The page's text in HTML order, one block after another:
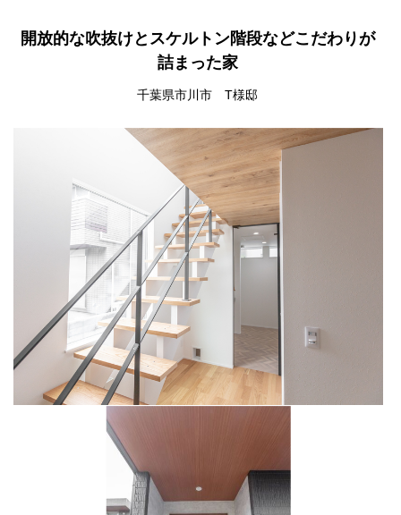
開放的な吹抜けとスケルトン階段などこだわりが
詰まった家
千葉県市川市 T様邸